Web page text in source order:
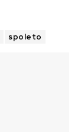
spoleto